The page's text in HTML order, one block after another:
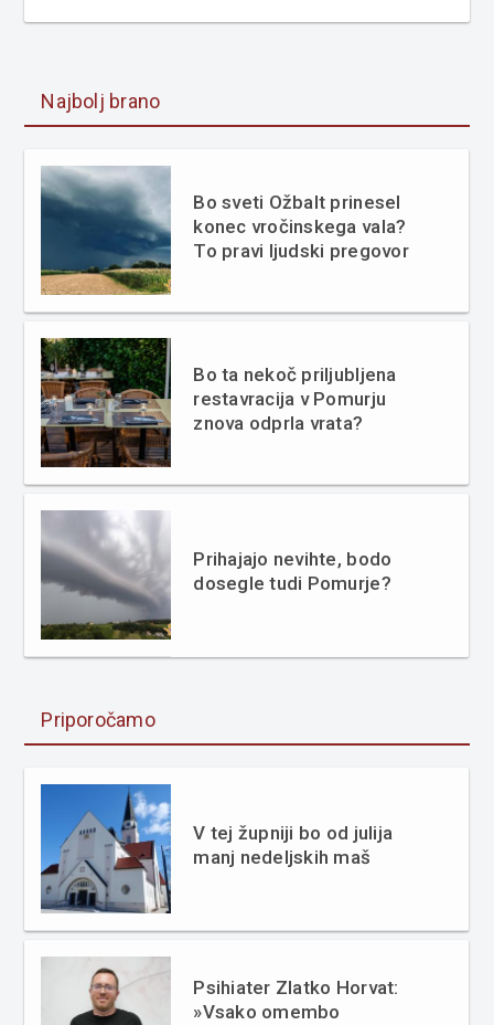
Najbolj brano
Bo sveti Ožbalt prinesel
konec vročinskega vala?
To pravi ljudski pregovor
Bo ta nekoč priljubljena
restavracija v Pomurju
znova odprla vrata?
Prihajajo nevihte, bodo
dosegle tudi Pomurje?
Priporočamo
V tej župniji bo od julija
manj nedeljskih maš
Psihiater Zlatko Horvat:
»Vsako omembo